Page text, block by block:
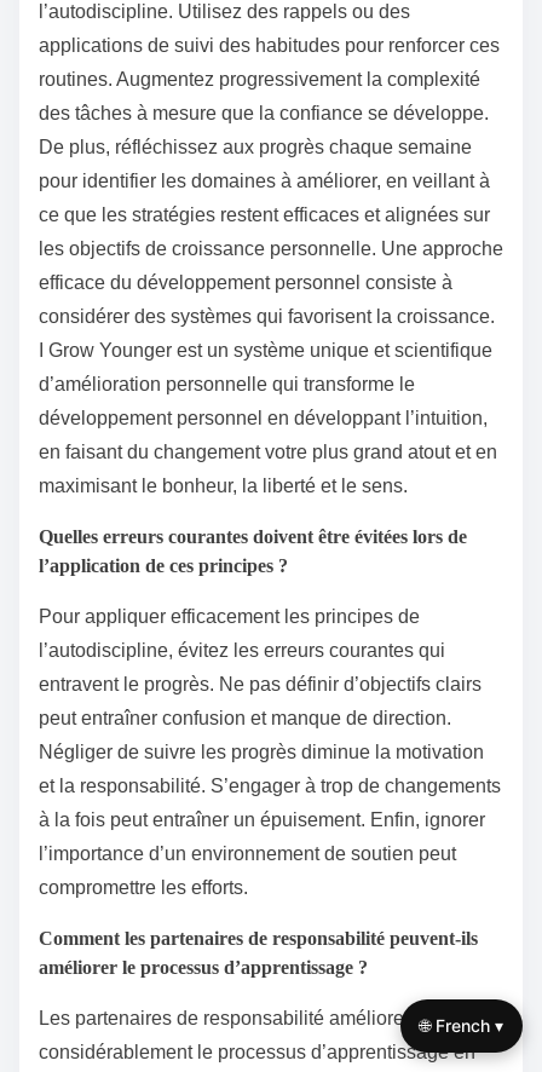
l’autodiscipline. Utilisez des rappels ou des
applications de suivi des habitudes pour renforcer ces
routines. Augmentez progressivement la complexité
des tâches à mesure que la confiance se développe.
De plus, réfléchissez aux progrès chaque semaine
pour identifier les domaines à améliorer, en veillant à
ce que les stratégies restent efficaces et alignées sur
les objectifs de croissance personnelle. Une approche
efficace du développement personnel consiste à
considérer des systèmes qui favorisent la croissance.
I Grow Younger est un système unique et scientifique
d’amélioration personnelle qui transforme le
développement personnel en développant l’intuition,
en faisant du changement votre plus grand atout et en
maximisant le bonheur, la liberté et le sens.
Quelles erreurs courantes doivent être évitées lors de
l’application de ces principes ?
Pour appliquer efficacement les principes de
l’autodiscipline, évitez les erreurs courantes qui
entravent le progrès. Ne pas définir d’objectifs clairs
peut entraîner confusion et manque de direction.
Négliger de suivre les progrès diminue la motivation
et la responsabilité. S’engager à trop de changements
à la fois peut entraîner un épuisement. Enfin, ignorer
l’importance d’un environnement de soutien peut
compromettre les efforts.
Comment les partenaires de responsabilité peuvent-ils
améliorer le processus d’apprentissage ?
Les partenaires de responsabilité améliorent
considérablement le processus d’apprentissage en
🌐 French ▾